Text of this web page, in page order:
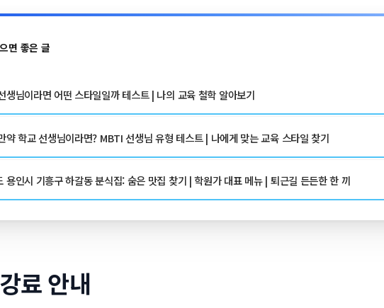
면 좋은 글
생님이라면 어떤 스타일일까 테스트 | 나의 교육 철학 알아보기
약 학교 선생님이라면? MBTI 선생님 유형 테스트 | 나에게 맞는 교육 스타일 찾기
용인시 기흥구 하갈동 분식집: 숨은 맛집 찾기 | 학원가 대표 메뉴 | 퇴근길 든든한 한 끼
료 안내